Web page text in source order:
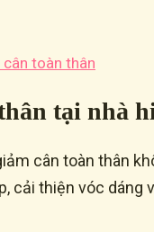
toàn thân
tại nhà
cân toàn thân
thiện vóc dáng